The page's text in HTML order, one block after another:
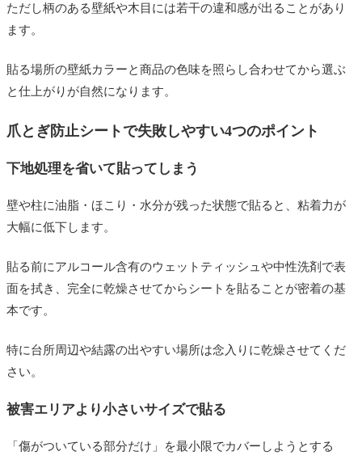
ただし柄のある壁紙や木目には若干の違和感が出ることがあり
ます。
貼る場所の壁紙カラーと商品の色味を照らし合わせてから選ぶ
と仕上がりが自然になります。
爪とぎ防止シートで失敗しやすい4つのポイント
下地処理を省いて貼ってしまう
壁や柱に油脂・ほこり・水分が残った状態で貼ると、粘着力が
大幅に低下します。
貼る前にアルコール含有のウェットティッシュや中性洗剤で表
面を拭き、完全に乾燥させてからシートを貼ることが密着の基
本です。
特に台所周辺や結露の出やすい場所は念入りに乾燥させてくだ
さい。
被害エリアより小さいサイズで貼る
「傷がついている部分だけ」を最小限でカバーしようとする